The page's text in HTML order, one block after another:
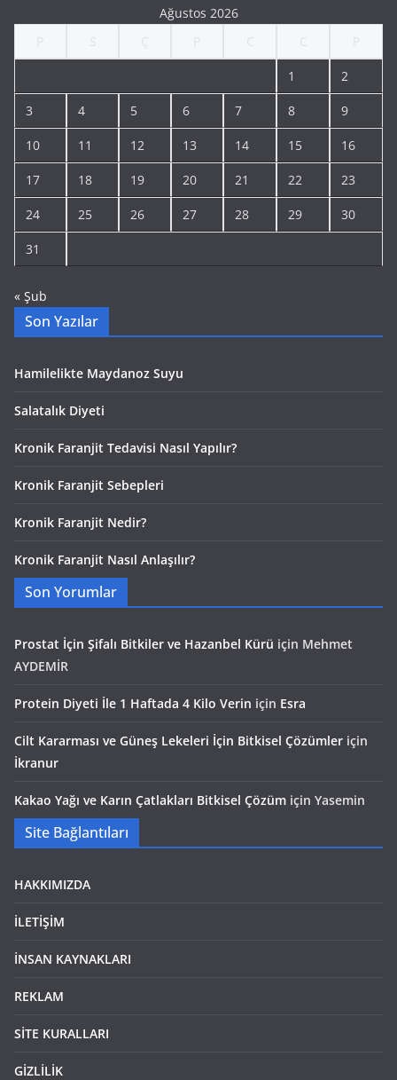
Ağustos 2026
1 2
3 4 5 6 7 8 9
10 11 12 13 14 15 16
17 18 19 20 21 22 23
24 25 26 27 28 29 30
31
« Şub
Son Yazılar
Hamilelikte Maydanoz Suyu
Salatalık Diyeti
Kronik Faranjit Tedavisi Nasıl Yapılır?
Kronik Faranjit Sebepleri
Kronik Faranjit Nedir?
Kronik Faranjit Nasıl Anlaşılır?
Son Yorumlar
Prostat İçin Şifalı Bitkiler ve Hazanbel Kürü için Mehmet
AYDEMİR
Protein Diyeti İle 1 Haftada 4 Kilo Verin için Esra
Cilt Kararması ve Güneş Lekeleri İçin Bitkisel Çözümler için
İkranur
Kakao Yağı ve Karın Çatlakları Bitkisel Çözüm için Yasemin
Site Bağlantıları
HAKKIMIZDA
İLETİŞİM
İNSAN KAYNAKLARI
REKLAM
SİTE KURALLARI
GİZLİLİK